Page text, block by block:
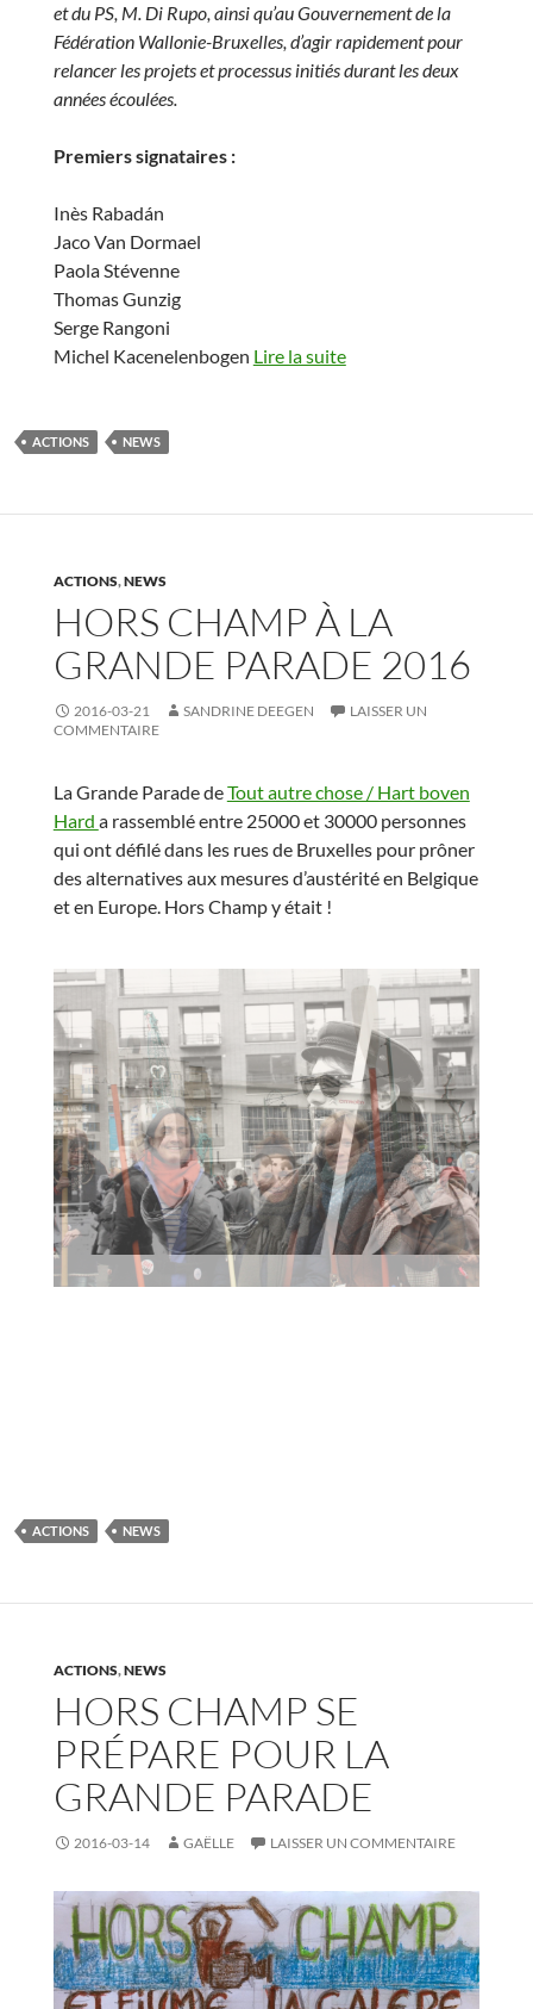
et du PS, M. Di Rupo, ainsi qu’au Gouvernement de la
Fédération Wallonie-Bruxelles, d’agir rapidement pour
relancer les projets et processus initiés durant les deux
années écoulées.
Premiers signataires :
Inès Rabadán
Jaco Van Dormael
Paola Stévenne
Thomas Gunzig
Serge Rangoni
Michel Kacenelenbogen Lire la suite
ACTIONS NEWS
ACTIONS,NEWS
HORS CHAMP À LA
GRANDE PARADE 2016
2016-03-21 SANDRINE DEEGEN
LAISSER UN
COMMENTAIRE
La Grande Parade deTout autre chose / Hart boven
Hard a rassemblé entre 25000 et 30000 personnes
qui ont défilé dans les rues de Bruxelles pour prôner
des alternatives aux mesures d’austérité en Belgique
et en Europe. Hors Champ y était !
ACTIONS NEWS
ACTIONS,NEWS
HORS CHAMP SE
PRÉPARE POUR LA
GRANDE PARADE
2016-03-14 GAËLLE LAISSER UN COMMENTAIRE